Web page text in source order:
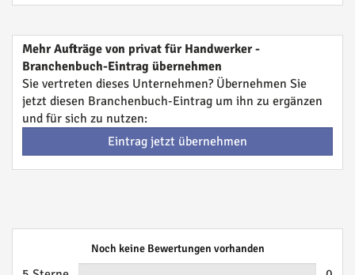
Mehr Aufträge von privat für Handwerker -
Branchenbuch-Eintrag übernehmen
Sie vertreten dieses Unternehmen? Übernehmen Sie
jetzt diesen Branchenbuch-Eintrag um ihn zu ergänzen
und für sich zu nutzen:
Eintrag jetzt übernehmen
Noch keine Bewertungen vorhanden